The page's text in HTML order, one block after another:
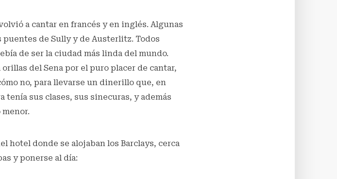
a cantar en francés y en inglés. Algunas
de Sully y de Austerlitz. Todos
de ser la ciudad más linda del mundo.
del Sena por el puro placer de cantar,
no, para llevarse un dinerillo que, en
sus clases, sus sinecuras, y además
hotel donde se alojaban los Barclays, cerca
y ponerse al día: